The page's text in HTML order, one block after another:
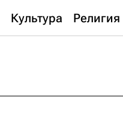
Культура Религия